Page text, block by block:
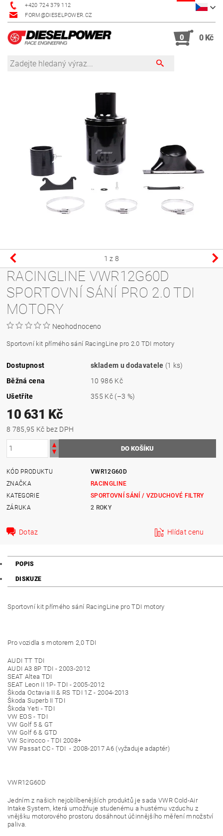
+420 724 379 112
FORM@DIESELPOWER.CZ
0 0 Kč
1 z 8
RACINGLINE VWR12G60D
SPORTOVNÍ SÁNÍ PRO 2.0 TDI
MOTORY
Neohodnoceno
Sportovní kit přímého sání RacingLine pro 2.0 TDI motory
Dostupnost skladem u dodavatele (1 ks)
Běžná cena
10 986 Kč
Ušetříte
355 Kč (–3 %)
10 631 Kč
8 785,95 Kč bez DPH
KÓD PRODUKTU
VWR12G60D
ZNAČKA
RACINGLINE
KATEGORIE
SPORTOVNÍ SÁNÍ / VZDUCHOVÉ FILTRY
ZÁRUKA
2 ROKY
Dotaz Hlídat cenu
POPIS
DISKUZE
Sportovní kit přímého sání RacingLine pro TDI motory
Pro vozidla s motorem 2,0 TDI
AUDI TT TDI
AUDI A3 8P TDI - 2003-2012
SEAT Altea TDI
SEAT Leon II 1P- TDI - 2005-2012
Škoda Octavia II & RS TDI 1Z - 2004-2013
Škoda Superb II TDI
Škoda Yeti - TDI
VW EOS - TDI
VW Golf 5 & GT
VW Golf 6 & GTD
VW Scirocco - TDI 2008+
VW Passat CC - TDI - 2008-2017 A6 (vyžaduje adaptér)
VWR12G60D
Jedním z našich nejoblíbenějších produktů je sada VWR Cold-Air
Intake System, která umožňuje studenému a hustému vzduchu z
vnějšku motorového prostoru dosáhnout účinnějšího měření množství
paliva.